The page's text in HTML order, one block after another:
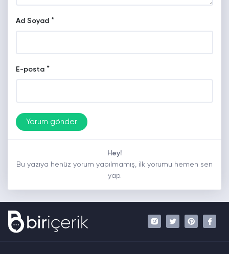
Ad Soyad *
E-posta *
Hey!
Bu yazıya henüz yorum yapılmamış, ilk yorumu hemen sen
yap.